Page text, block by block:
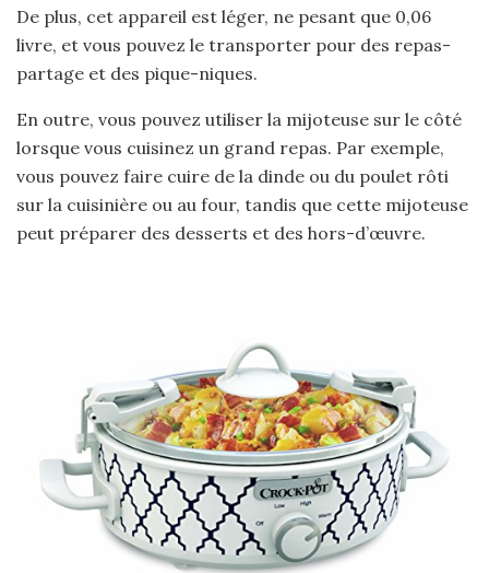
De plus, cet appareil est léger, ne pesant que 0,06
livre, et vous pouvez le transporter pour des repas-
partage et des pique-niques.
En outre, vous pouvez utiliser la mijoteuse sur le côté
lorsque vous cuisinez un grand repas. Par exemple,
vous pouvez faire cuire de la dinde ou du poulet rôti
sur la cuisinière ou au four, tandis que cette mijoteuse
peut préparer des desserts et des hors-d’œuvre.